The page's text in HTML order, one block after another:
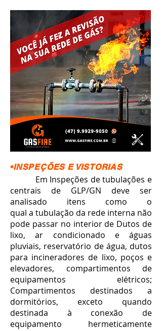
•INSPEÇÕES E VISTORIAS
Em Inspeções de tubulações e
centrais de GLP/GN deve ser
analisado itens como o
qual a tubulação da rede interna não
pode passar no interior de Dutos de
lixo, ar condicionado e águas
pluviais, reservatório de água, dutos
para incineradores de lixo, poços e
elevadores, compartimentos de
equipamentos elétricos;
Compartimentos destinados a
dormitórios, exceto quando
destinada à conexão de
equipamento hermeticamente